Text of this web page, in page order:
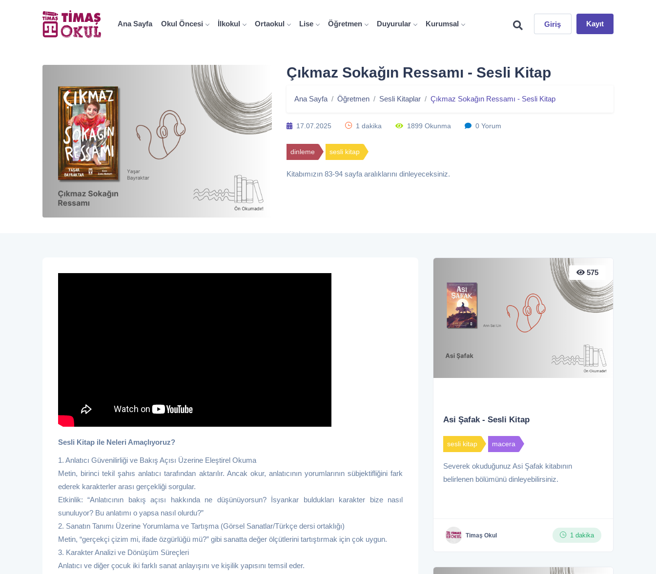
Ana Sayfa Okul Öncesi İlkokul Ortaokul Lise Öğretmen Duyurular Kurumsal Giriş Kayıt
Çıkmaz Sokağın Ressamı - Sesli Kitap
Ana Sayfa Öğretmen Sesli Kitaplar Çıkmaz Sokağın Ressamı - Sesli Kitap
17.07.2025 1 dakika 1899 Okunma 0 Yorum
dinleme sesli kitap
Kitabımızın 83-94 sayfa aralıklarını dinleyeceksiniz.
Sesli Kitap ile Neleri Amaçlıyoruz?
1. Anlatıcı Güvenilirliği ve Bakış Açısı Üzerine Eleştirel Okuma
Metin, birinci tekil şahıs anlatıcı tarafından aktarılır. Ancak okur, anlatıcının yorumlarının sübjektifliğini fark
ederek karakterler arası gerçekliği sorgular.
Etkinlik: “Anlatıcının bakış açısı hakkında ne düşünüyorsun? İsyankar buldukları karakter bize nasıl
sunuluyor? Bu anlatımı o yapsa nasıl olurdu?”
2. Sanatın Tanımı Üzerine Yorumlama ve Tartışma (Görsel Sanatlar/Türkçe dersi ortaklığı)
Metin, “gerçekçi çizim mi, ifade özgürlüğü mü?” gibi sanatta değer ölçütlerini tartıştırmak için çok uygun.
3. Karakter Analizi ve Dönüşüm Süreçleri
Anlatıcı ve diğer çocuk iki farklı sanat anlayışını ve kişilik yapısını temsil eder.
575
Asi Şafak - Sesli Kitap
sesli kitap macera
Severek okuduğunuz Asi Şafak kitabının
belirlenen bölümünü dinleyebilirsiniz.
Timaş Okul 1 dakika